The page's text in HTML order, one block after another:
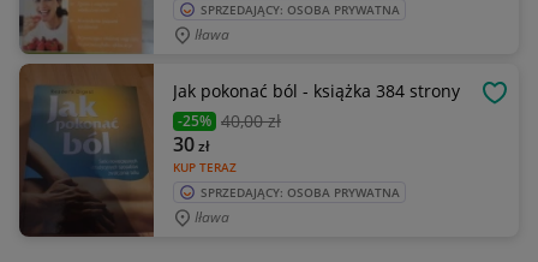
SPRZEDAJĄCY: OSOBA PRYWATNA
Iława
Jak pokonać ból - książka 384 strony
-25% 40,00 zł
KUP TERAZ
30zł
SPRZEDAJĄCY: OSOBA PRYWATNA
Iława